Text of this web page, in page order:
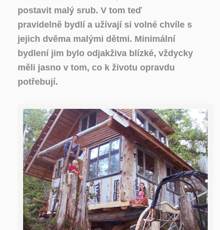
postavit malý srub. V tom teď
pravidelně bydlí a užívají si volné chvíle s
jejich dvěma malými dětmi. Minimální
bydlení jim bylo odjakživa blízké, vždycky
měli jasno v tom, co k životu opravdu
potřebují.